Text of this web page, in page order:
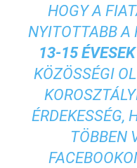
HOGY A
NYITOTTABB A
13-15
KÖZÖSSÉGI
ÉRDEKESSÉG,
TÖBBEN